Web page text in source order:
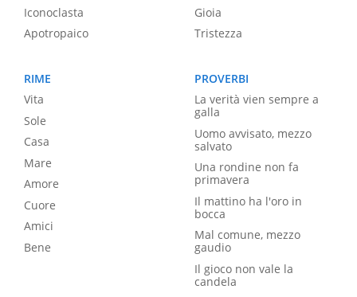
Iconoclasta
Apotropaico
Gioia
Tristezza
RIME
Vita
Sole
Casa
Mare
Amore
Cuore
Amici
Bene
PROVERBI
La verità vien sempre a
galla
Uomo avvisato, mezzo
salvato
Una rondine non fa
primavera
Il mattino ha l'oro in
bocca
Mal comune, mezzo
gaudio
Il gioco non vale la
candela